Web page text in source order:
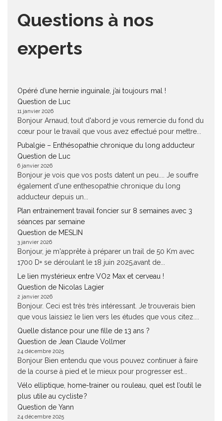
Questions à nos
experts
Opéré d’une hernie inguinale, j’ai toujours mal !
Question de Luc
11 janvier 2026
Bonjour Arnaud, tout d'abord je vous remercie du fond du
cœur pour le travail que vous avez effectué pour mettre...
Pubalgie – Enthésopathie chronique du long adducteur
Question de Luc
6 janvier 2026
Bonjour je vois que vos posts datent un peu.... Je souffre
également d'une enthesopathie chronique du long
adducteur depuis un...
Plan entrainement travail foncier sur 8 semaines avec 3
séances par semaine
Question de MESLIN
3 janvier 2026
Bonjour, je m'apprête à préparer un trail de 50 Km avec
1700 D+ se déroulant le 18 juin 2025,avant de...
Le lien mystérieux entre VO2 Max et cerveau !
Question de Nicolas Lagier
2 janvier 2026
Bonjour. Ceci est très très intéressant. Je trouverais bien
que vous laissiez le lien vers les études que vous citez....
Quelle distance pour une fille de 13 ans ?
Question de Jean Claude Vollmer
24 décembre 2025
Bonjour Bien entendu que vous pouvez continuer à faire
de la course à pied et le mieux pour progresser est...
Vélo elliptique, home-trainer ou rouleau, quel est l’outil le
plus utile au cycliste ?
Question de Yann
24 décembre 2025